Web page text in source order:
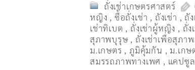
ถั่งเช่าเกษตรศาสตร์
หญิง , ซื้อถั่งเช่า , ถังเช่า , ถั
เช่าทิเบต , ถั่งเช่าผู้หญิง , ถั่ง
สุภาพบุรุษ , ถั่งเช่าเพื่อสุภา
ม.เกษตร ,ภูมิคุ้มกัน ,ม.เกษ
สมรรถภาพทางเพศ , แคปซู